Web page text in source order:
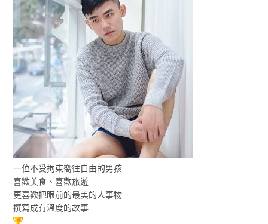
一位不受拘束嚮往自由的男孩
喜歡美食、喜歡旅遊
更喜歡把眼前的最美的人事物
撰寫成有溫度的故事